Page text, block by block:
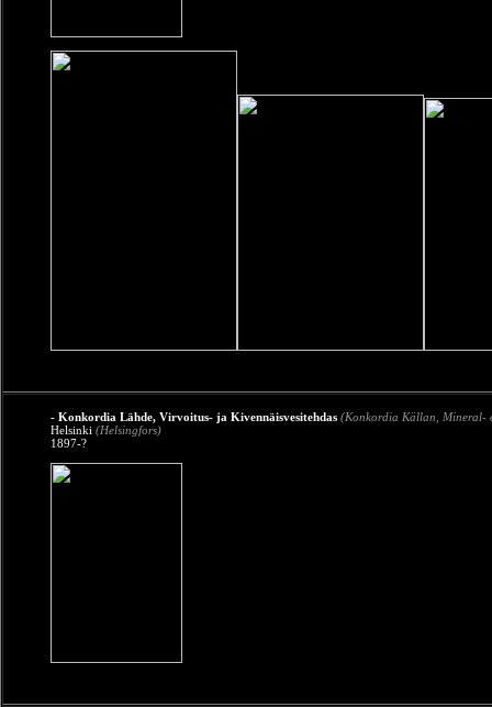
- Konkordia Lähde, Virvoitus- ja Kivennäisvesitehdas (Konkordia Källan, Mineral-
Helsinki (Helsingfors)
1897-?